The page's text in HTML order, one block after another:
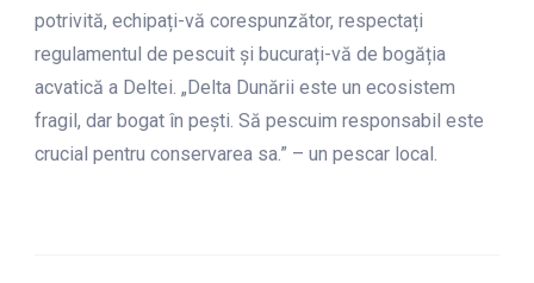
potrivită, echipați-vă corespunzător, respectați
regulamentul de pescuit și bucurați-vă de bogăția
acvatică a Deltei. „Delta Dunării este un ecosistem
fragil, dar bogat în pești. Să pescuim responsabil este
crucial pentru conservarea sa.” – un pescar local.